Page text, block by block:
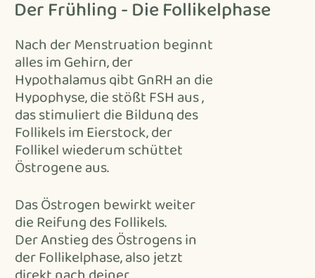
Der Frühling - Die Follikelphase
Nach der Menstruation beginnt
alles im Gehirn, der
Hypothalamus gibt GnRH an die
Hypophyse, die stößt FSH aus ,
das stimuliert die Bildung des
Follikels im Eierstock, der
Follikel wiederum schüttet
Östrogene aus.
Das Östrogen bewirkt weiter
die Reifung des Follikels.
Der Anstieg des Östrogens in
der Follikelphase, also jetzt